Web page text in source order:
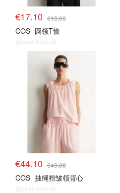
€17.10 €19.00
COS 圆领T恤
@dealmoon.de
€44.10 €49.00
COS 抽绳褶皱领背心
@dealmoon.de